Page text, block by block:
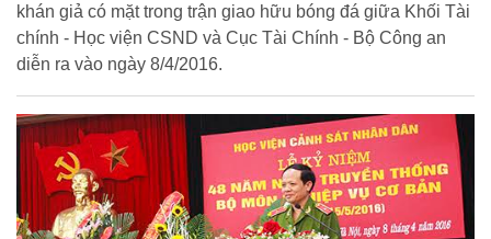
khán giả có mặt trong trận giao hữu bóng đá giữa Khối Tài
chính - Học viện CSND và Cục Tài Chính - Bộ Công an
diễn ra vào ngày 8/4/2016.